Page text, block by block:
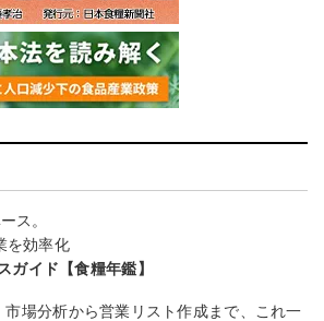
ス。
を効率化
ガイド【食糧年鑑】
市場分析から営業リスト作成まで、これ一